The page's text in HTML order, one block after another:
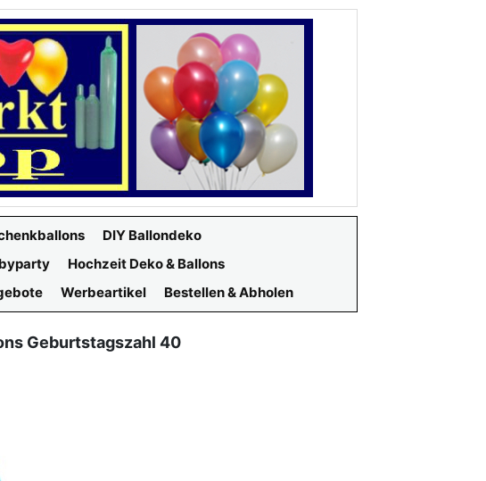
DIY Ballondeko
Hochzeit Deko & Ballons
Werbeartikel Bestellen & Abholen
Geburtstagszahl 40